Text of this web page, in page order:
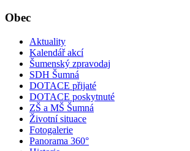
Obec
Aktuality
Kalendář akcí
Šumenský zpravodaj
SDH Šumná
DOTACE přijaté
DOTACE poskytnuté
ZŠ a MŠ Šumná
Životní situace
Fotogalerie
Panorama 360°